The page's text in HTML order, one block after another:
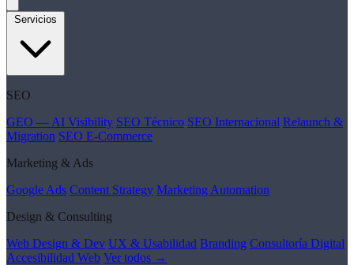
Servicios
SEO
GEO — AI Visibility SEO Técnico SEO Internacional Relaunch &
Migration SEO E-Commerce
Marketing & Ads
Google Ads Content Strategy Marketing Automation
Design & Consulting
Web Design & Dev UX & Usabilidad Branding Consultoría Digital
Accesibilidad Web Ver todos →